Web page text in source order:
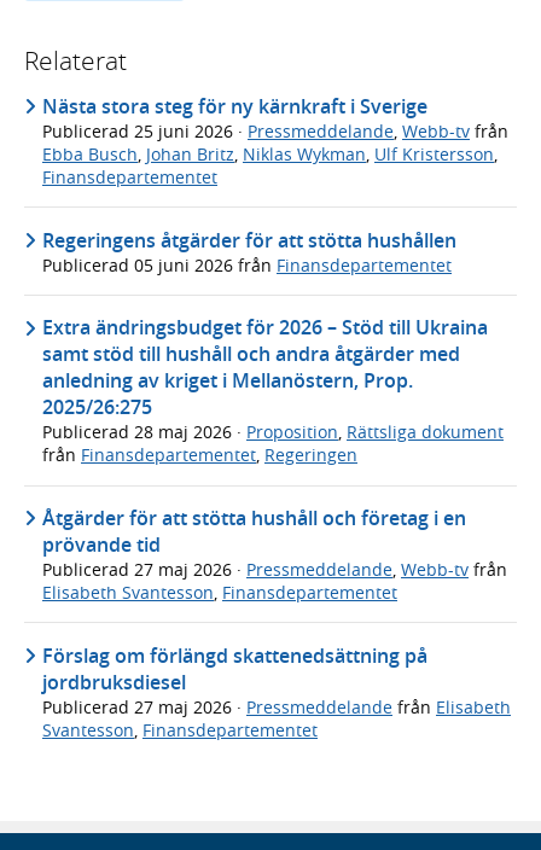
Relaterat
Nästa stora steg för ny kärnkraft i Sverige
Publicerad 25 juni 2026 · Pressmeddelande, Webb-tv från
Ebba Busch, Johan Britz, Niklas Wykman, Ulf Kristersson,
Finansdepartementet
Regeringens åtgärder för att stötta hushållen
Publicerad 05 juni 2026 från Finansdepartementet
Extra ändringsbudget för 2026 – Stöd till Ukraina
samt stöd till hushåll och andra åtgärder med
anledning av kriget i Mellanöstern, Prop.
2025/26:275
Publicerad 28 maj 2026 · Proposition, Rättsliga dokument
från Finansdepartementet, Regeringen
Åtgärder för att stötta hushåll och företag i en
prövande tid
Publicerad 27 maj 2026 · Pressmeddelande, Webb-tv från
Elisabeth Svantesson, Finansdepartementet
Förslag om förlängd skattenedsättning på
jordbruksdiesel
Publicerad 27 maj 2026 · Pressmeddelande från Elisabeth
Svantesson Finansdepartementet